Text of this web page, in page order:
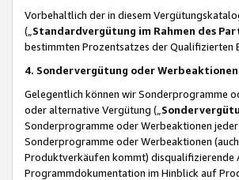
Vorbehaltlich der in diesem
(„ Standardvergütung im Rahmen des
bestimmten Prozentsatzes der Qualifizierten
4. Sondervergütung oder Werbeaktionen
Gelegentlich können wir Sonderprogramme
oder alternative Vergütung („
Sonderprogramme oder Werbeaktionen
Sonderprogramme oder Werbeaktionen
Produktverkäufen kommt) disqualifizierende
Programmdokumentation im Hinblick auf